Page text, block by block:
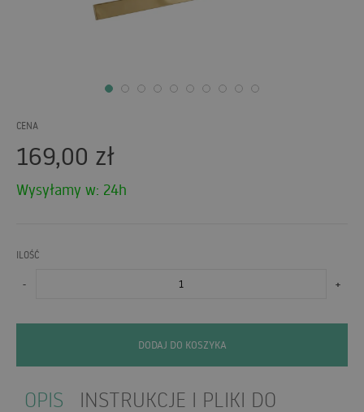
CENA
169,00 zł
Wysyłamy w: 24h
ILOŚĆ
- +
DODAJ DO KOSZYKA
OPIS
INSTRUKCJE I PLIKI DO